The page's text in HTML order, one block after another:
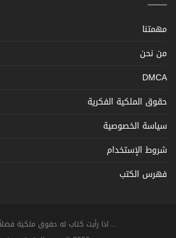
مهمتنا
من نحن
DMCA
حقوق الملكية الفكرية
سياسة الخصوصية
شروط الإستخدام
فهرس الكتب
... اذا رأيت كتاب له حقوق ملكية فضلاً